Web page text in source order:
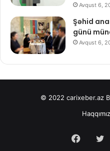
Avqust 6,
Şəhid
günü
Avqust 6,
© 2022 carixeber.az